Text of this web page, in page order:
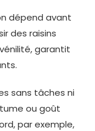
dépend avant
des raisins
garantit
sans tâches ni
ou goût
par exemple,